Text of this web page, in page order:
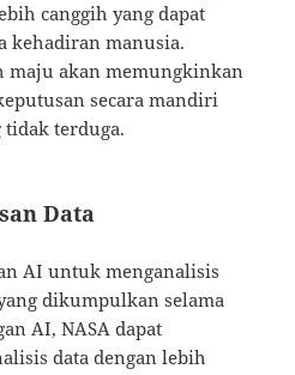
canggih yang dapat
kehadiran manusia.
maju akan memungkinkan
secara mandiri
terduga.
Data
AI untuk menganalisis
dikumpulkan selama
AI, NASA dapat
data dengan lebih